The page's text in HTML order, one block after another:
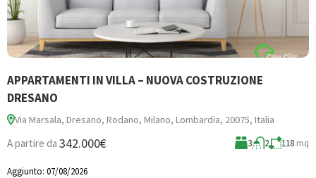
APPARTAMENTI IN VILLA – NUOVA COSTRUZIONE
DRESANO
Via Marsala, Dresano, Rodano, Milano, Lombardia, 20075, Italia
A partire da 342.000€ 3 2 118 mq
Aggiunto: 07/08/2026